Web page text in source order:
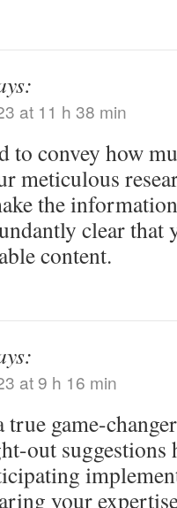
at 11 h 38 min
to convey how
meticulous
the
clear that
content.
at 9 h 16 min
game-
out
your